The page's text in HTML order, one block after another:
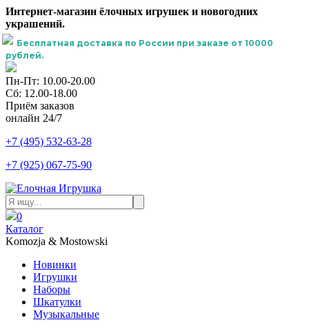
Интернет-магазин ёлочных игрушек и новогодних
украшений.
Бесплатная доставка по России при заказе от 10000
рублей.
Пн-Пт: 10.00-20.00
Сб: 12.00-18.00
Приём заказов
онлайн 24/7
+7 (495) 532-63-28
+7 (925) 067-75-90
0
Каталог
Komozja & Mostowski
Новинки
Игрушки
Наборы
Шкатулки
Музыкальные